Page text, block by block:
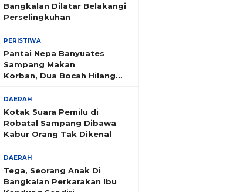
Bangkalan Dilatar Belakangi
Perselingkuhan
PERISTIWA
Pantai Nepa Banyuates
Sampang Makan
Korban, Dua Bocah Hilang
DAERAH
Kotak Suara Pemilu di
Robatal Sampang Dibawa
Kabur Orang Tak Dikenal
DAERAH
Tega, Seorang Anak Di
Bangkalan Perkarakan Ibu